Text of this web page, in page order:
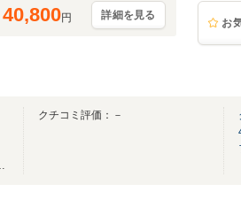
40,800円 詳細を見る
お
クチコミ評価：－